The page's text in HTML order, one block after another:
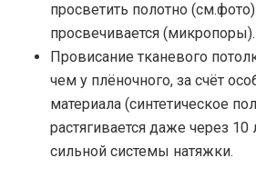
просветить полотно
просвечивается (микропоры).
Провисание тканевого
чем у плёночного, за счёт
материала (синтетическое
растягивается даже через 10
сильной системы натяжки.